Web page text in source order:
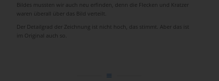
Bildes mussten wir auch neu erfinden, denn die Flecken und Kratzer
waren überall über das Bild verteilt.
Der Detailgrad der Zeichnung ist nicht hoch, das stimmt. Aber das ist
im Original auch so.